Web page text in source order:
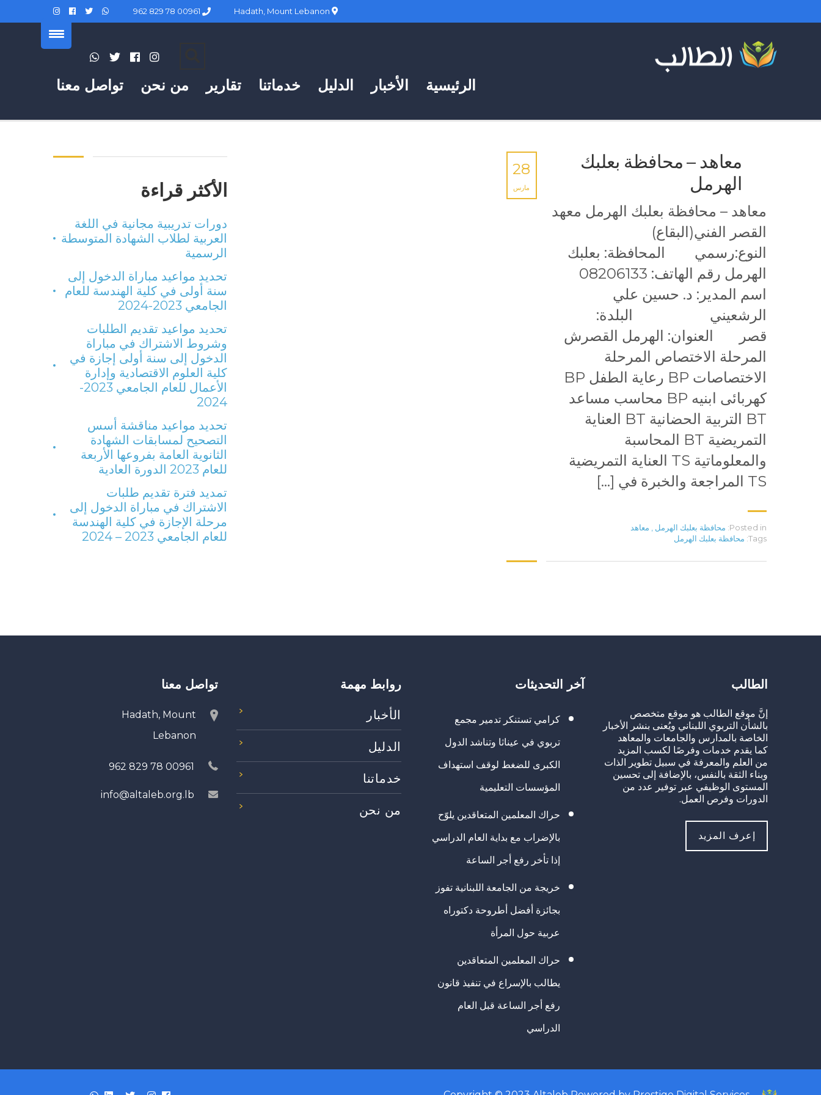
تواصل معنا من نحن تقارير خدماتنا الدليل الأخبار الرئيسية
معاهد – محافظة بعلبك
الهرمل
28
مارس
معاهد – محافظة بعلبك الهرمل معهد
القصر الفني(البقاع)
النوع:رسمي المحافظة: بعلبك
اسم المدير: د. حسين علي
الرشعيني البلدة:
قصر العنوان: الهرمل القصرش
المرحلة الاختصاص المرحلة
الاختصاصات BP رعاية الطفل BP
كهربائى ابنيه BP محاسب مساعد
BT التربية الحضانية BT العناية
التمريضية BT المحاسبة
والمعلوماتية TS العناية التمريضية
TS المراجعة والخبرة في […]
Posted in: محافظة بعلبك الهرمل
معاهد
Tags: محافظة بعلبك الهرمل
الأكثر قراءة
دورات تدريبية مجانية في اللغة
العربية لطلاب الشهادة المتوسطة
الرسمية
تحديد مواعيد مباراة الدخول إلى
سنة أولى في كلية الهندسة للعام
الجامعي 2023-2024
تحديد مواعيد تقديم الطلبات
وشروط الاشتراك في مباراة
الدخول إلى سنة أولى إجازة في
كلية العلوم الاقتصادية وإدارة
الأعمال للعام الجامعي 2023-
2024
تحديد مواعيد مناقشة أسس
التصحيح لمسابقات الشهادة
الثانوية العامة بفروعها الأربعة
للعام 2023 الدورة العادية
تمديد فترة تقديم طلبات
الاشتراك في مباراة الدخول إلى
مرحلة الإجازة في كلية الهندسة
للعام الجامعي 2023 – 2024
الطالب
إنَّ موقع الطالب هو موقع متخصص
بالشأن التربوي اللبناني ويُعنى بنشر الأخبار
الخاصة بالمدارس والجامعات والمعاهد
كما يقدم خدمات وفرصًا لكسب المزيد
من العلم والمعرفة في سبيل تطوير الذات
وبناء الثقة بالنفس، بالإضافة إلى تحسين
المستوى الوظيفي عبر توفير عدد من
الدورات وفرص العمل.
إعرف المزيد
آخر التحديثات
كرامي تستنكر تدمير مجمع
تربوي في عيناثا وتناشد الدول
الكبرى للضغط لوقف استهداف
المؤسسات التعليمية
حراك المعلمين المتعاقدين يلوّح
بالإضراب مع بداية العام الدراسي
إذا تأخر رفع أجر الساعة
خريجة من الجامعة اللبنانية تفوز
بجائزة أفضل أطروحة دكتوراه
عربية حول المرأة
حراك المعلمين المتعاقدين
يطالب بالإسراع في تنفيذ قانون
رفع أجر الساعة قبل العام
الدراسي
روابط مهمة
الأخبار
الدليل
خدماتنا
من نحن
تواصل معنا
Hadath, Mount
Lebanon
00961 78 829 962
info@altaleb.org.lb